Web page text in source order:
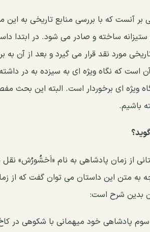
بر آنست که با بررسی منابع تاریخی به این
ستیزانه ساخته و صادر می شود. در ابتدا
مورد نقد قرار می گیرد و بعد از آن
است که نگاه ویژه ای به سیزده به در
ویژه ای برخوردار است. البته این
باشیم.
از زمان پادشاهی به نام «اَخشُورُش»
به متن این داستان می توان گفت که از
بدین شرح است:
پادشاهی خود میهمانی با شکوهی در